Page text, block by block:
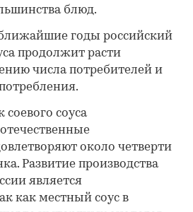
блюд.
годы российский
продолжит расти
числа потребителей и
соуса
около четверти
Развитие производства
является
как местный соус в